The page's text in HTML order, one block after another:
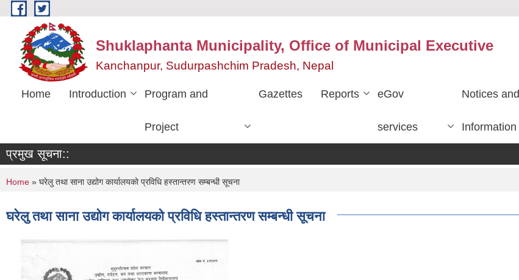
Skip to main content
Shuklaphanta Municipality, Office of Municipal Executive
Kanchanpur, Sudurpashchim Pradesh, Nepal
Home Introduction Program and
Project
Gazettes Reports eGov
services
Notices and
Information
प्रमुख सूचना::
You are here
Home » घरेलु तथा साना उद्योग कार्यालयको प्रविधि हस्तान्तरण सम्बन्धी सूचना
घरेलु तथा साना उद्योग कार्यालयको प्रविधि हस्तान्तरण सम्बन्धी सूचना